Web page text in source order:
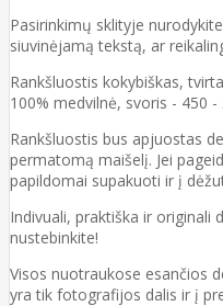
Pasirinkimų sklityje
siuvinėjamą tekstą, ar
Rankšluostis kokybiškas,
100% medvilnė, svoris - 450 -
Rankšluostis bus apjuostas
permatomą maišelį. Jei
papildomai supakuoti ir į
Indivuali, praktiška ir originali
nustebinkite!
Visos nuotraukose esančios
yra tik fotografijos dalis ir į